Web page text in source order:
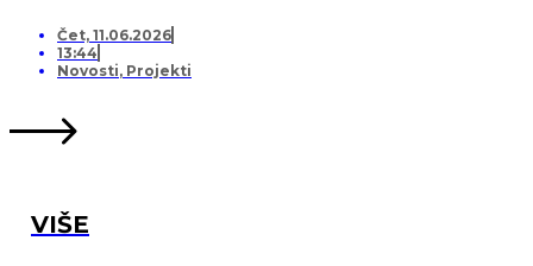
Čet, 11.06.2026
13:44
Novosti, Projekti
VIŠE